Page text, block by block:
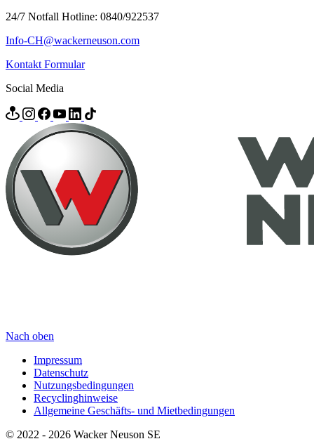
24/7 Notfall Hotline: 0840/922537
Info-CH@wackerneuson.com
Kontakt Formular
Social Media
Nach oben
Impressum
Datenschutz
Nutzungsbedingungen
Recyclinghinweise
Allgemeine Geschäfts- und Mietbedingungen
© 2022 - 2026 Wacker Neuson SE